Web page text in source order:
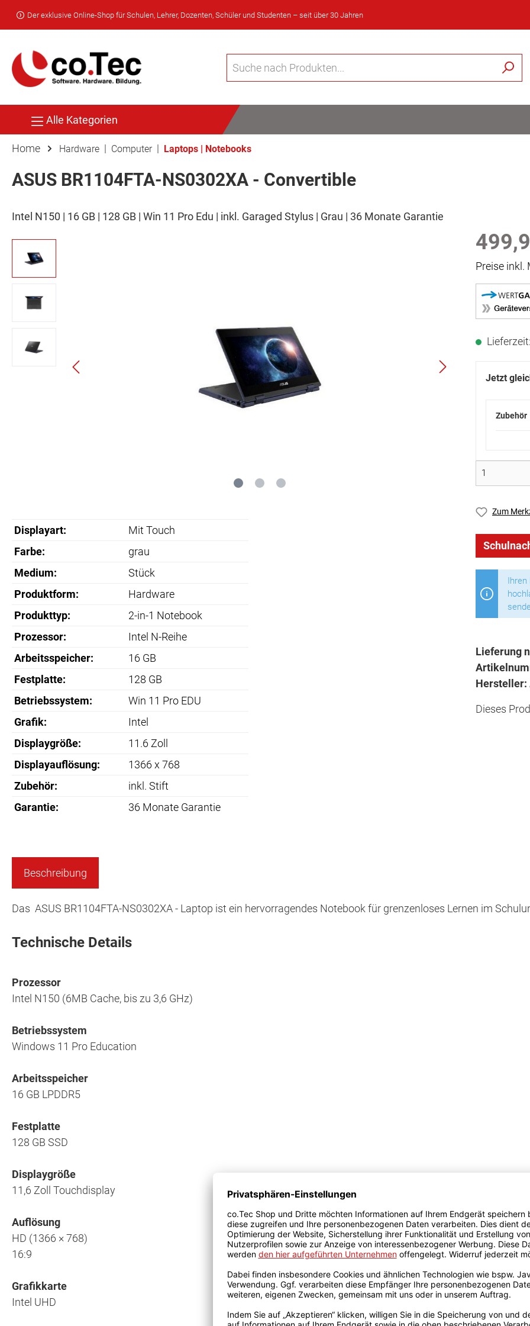
Der exklusive Online-Shop für Schulen, Lehrer, Dozenten, Schüler und Studenten – seit über 30 Jahren
Alle Kategorien
Home Hardware | Computer | Laptops | Notebooks
ASUS BR1104FTA-NS0302XA - Convertible
Intel N150 | 16 GB | 128 GB | Win 11 Pro Edu | inkl. Garaged Stylus | Grau | 36 Monate Garantie
Displayart:
Mit Touch
Farbe:
grau
Medium:
Stück
Produktform:
Hardware
Produkttyp:
2-in-1 Notebook
Prozessor:
Intel N-Reihe
Arbeitsspeicher:
16 GB
Festplatte:
128 GB
Betriebssystem:
Win 11 Pro EDU
Grafik:
Intel
Displaygröße:
11.6 Zoll
Displayauflösung:
1366 x 768
Zubehör:
inkl. Stift
Garantie:
36 Monate Garantie
Preise inkl.
Jetzt
Zubehör
Zum
Ihren
Lieferung
Hersteller:
Dieses
Beschreibung
Das ASUS BR1104FTA-NS0302XA - Laptop ist ein hervorragendes Notebook für grenzenloses Lernen im
Technische Details
Prozessor
Intel N150 (6MB Cache, bis zu 3,6 GHz)
Betriebssystem
Windows 11 Pro Education
Arbeitsspeicher
16 GB LPDDR5
Festplatte
128 GB SSD
Displaygröße
11,6 Zoll Touchdisplay
Auflösung
HD (1366 × 768)
16:9
Grafikkarte
Intel UHD